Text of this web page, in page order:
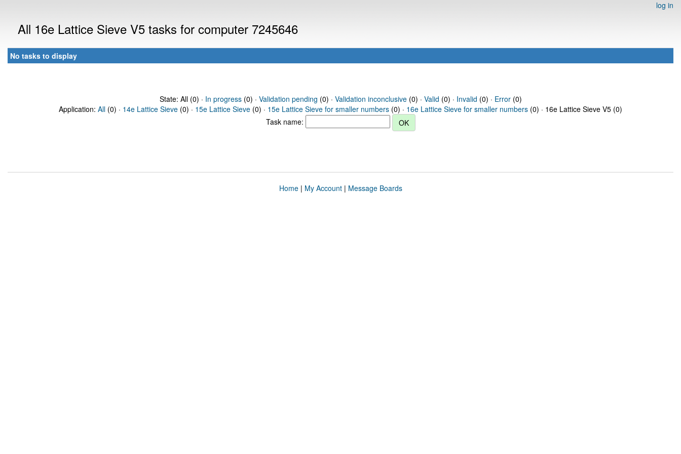
log in
All 16e Lattice Sieve V5 tasks for computer 7245646
No tasks to display
State: All (0) · In progress(0) · Validation pending (0) · Validation inconclusive(0) · Valid (0) · Invalid (0) · Error(0)
Application: All (0) · 14e Lattice Sieve (0) · 15e Lattice Sieve (0) · 15e Lattice Sieve for smaller numbers (0) · 16e Lattice Sieve for smaller numbers (0) · 16e Lattice Sieve V5 (0)
Task name:
Home| My Account| Message Boards